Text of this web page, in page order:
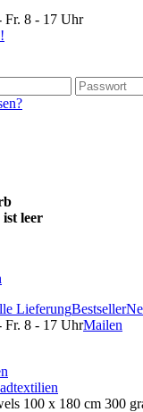
Fr. 8 - 17 Uhr
leer
LieferungBestseller
Fr. 8 - 17 UhrMailen
100 x 180 cm 300